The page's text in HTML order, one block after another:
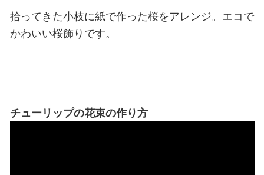
拾ってきた小枝に紙で作った桜をアレンジ。エコで
かわいい桜飾りです。
チューリップの花束の作り方